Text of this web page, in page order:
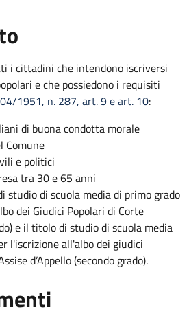
i cittadini che intendono iscriversi
e che possiedono i requisiti
1951, n. 287, art. 9 e art. 10:
di buona condotta morale
Comune
e politici
tra 30 e 65 anni
studio di scuola media di primo grado
dei Giudici Popolari di Corte
e il titolo di studio di scuola media
l'iscrizione all'albo dei giudici
d’Appello (secondo grado).